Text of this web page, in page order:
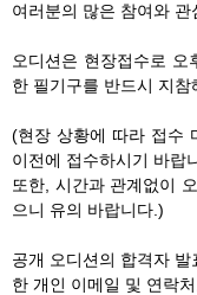
여러분의 많은 참여와 관
오디션은 현장접수로
한 필기구를 반드시 지참
(현장 상황에 따라 접수
이전에 접수하시기 바랍
또한, 시간과 관계없이
으니 유의 바랍니다.)
공개 오디션의 합격자
한 개인 이메일 및 연락